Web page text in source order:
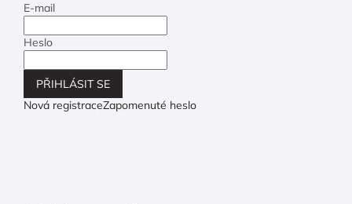
E-mail
Heslo
PŘIHLÁSIT SE
Nová registraceZapomenuté heslo